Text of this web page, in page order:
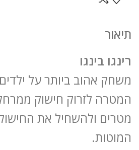
תיאור
רינגו בינגו
משחק אהוב ביותר על
המטרה לזרוק חישוק
מטרים ולהשחיל את
המוטות.